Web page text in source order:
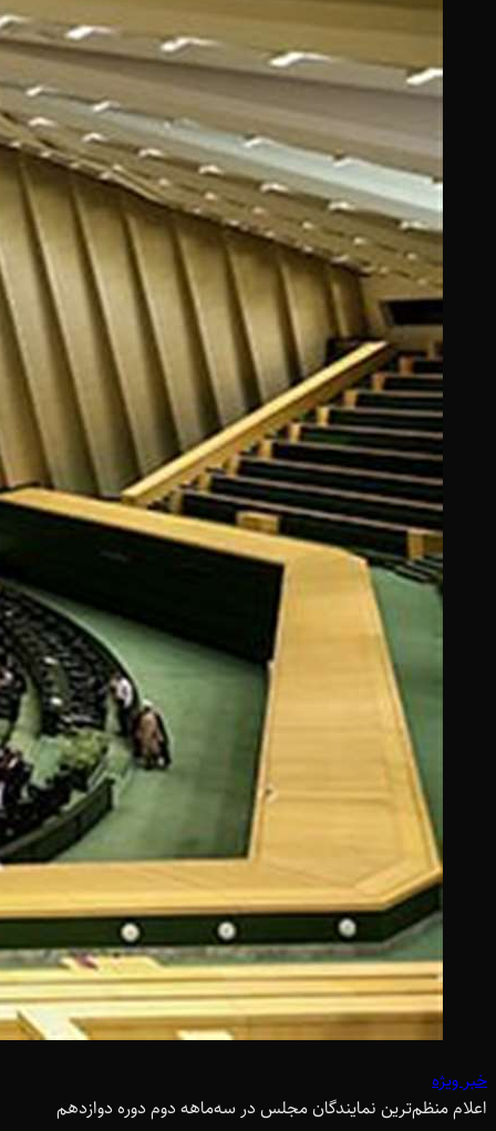
خبر ویژه
اعلام منظم‌ترین نمایندگان مجلس در سه‌ماهه دوم دوره دوازدهم